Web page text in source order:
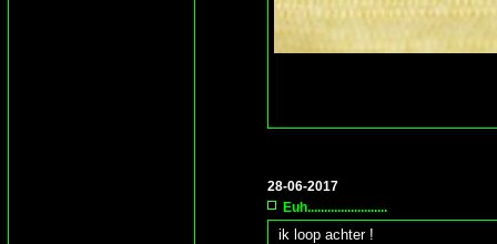
28-06-2017
Euh........................
ik loop achter !